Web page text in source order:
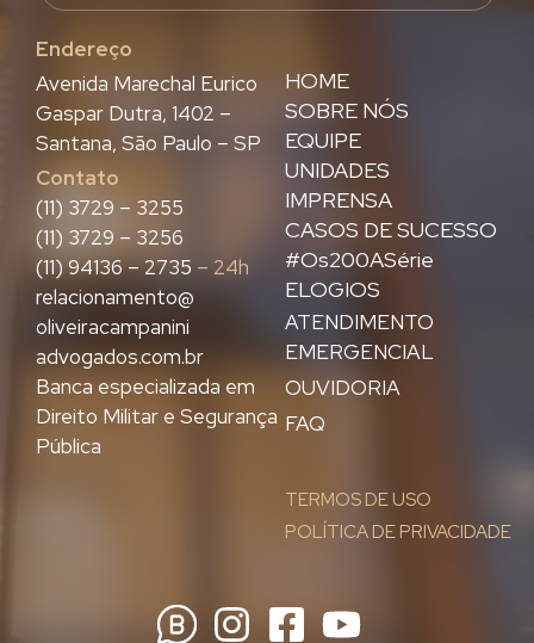
Endereço
HOME
SOBRE NÓS
EQUIPE
UNIDADES
IMPRENSA
CASOS DE SUCESSO
#Os200ASérie
ELOGIOS
ATENDIMENTO
EMERGENCIAL
OUVIDORIA
FAQ
TERMOS DE USO
POLÍTICA DE PRIVACIDADE
Avenida Marechal Eurico
Gaspar Dutra, 1402 –
Santana, São Paulo – SP
Contato
(11) 3729 – 3255
(11) 3729 – 3256
(11) 94136 – 2735 – 24h
relacionamento@
oliveiracampanini
advogados.com.br
Banca especializada em
Direito Militar e Segurança
Pública